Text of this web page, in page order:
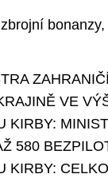
VE
KIRBY:
580
KIRBY: